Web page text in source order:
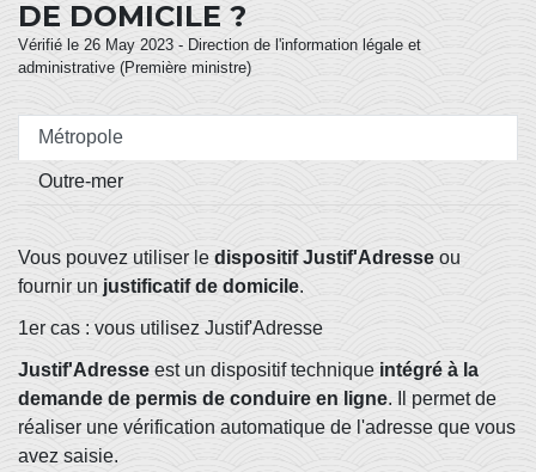
DE DOMICILE ?
Vérifié le 26 May 2023 - Direction de l'information légale et
administrative (Première ministre)
Métropole
Outre-mer
Vous pouvez utiliser le dispositif Justif'Adresse ou
fournir un justificatif de domicile.
1er cas : vous utilisez Justif'Adresse
Justif'Adresse est un dispositif technique intégré à la
demande de permis de conduire en ligne. Il permet de
réaliser une vérification automatique de l'adresse que vous
avez saisie.